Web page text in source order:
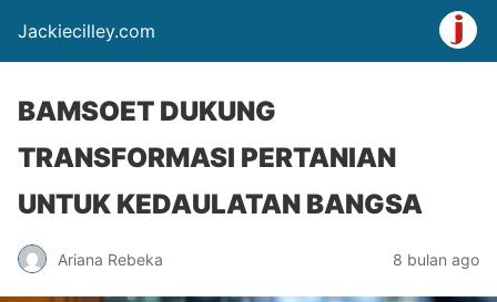
Jackiecilley.com
BAMSOET DUKUNG
TRANSFORMASI PERTANIAN
UNTUK KEDAULATAN BANGSA
Ariana Rebeka 8 bulan ago